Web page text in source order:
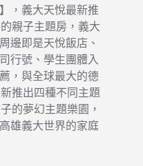
，義大天悅最新推
親子主題房，義大
邊即是天悅飯店、
行號、學生團體入
，與全球最大的德
推出四種不同主題
的夢幻主題樂園，
雄義大世界的家庭